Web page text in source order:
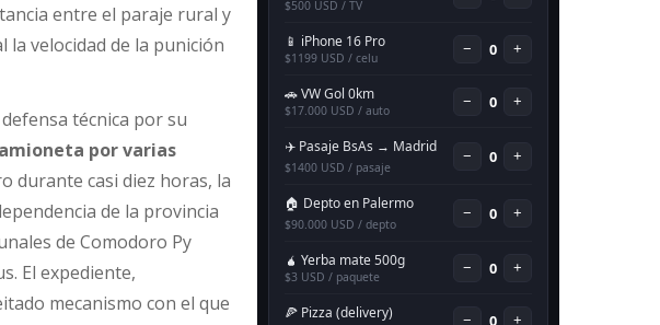
entre el paraje rural y
la velocidad de la punición
técnica por su
por varias
durante casi diez horas, la
de la provincia
de Comodoro Py
El expediente,
mecanismo con el que